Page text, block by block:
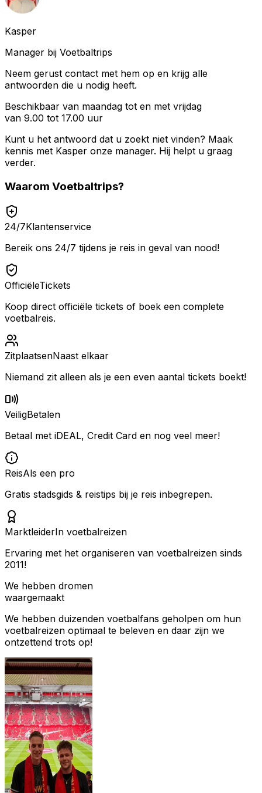
Kasper
Manager bij Voetbaltrips
Neem gerust contact met hem op en krijg alle
antwoorden die u nodig heeft.
Beschikbaar van maandag tot en met vrijdag
van 9.00 tot 17.00 uur
Kunt u het antwoord dat u zoekt niet vinden? Maak
kennis met Kasper onze manager. Hij helpt u graag
verder.
Waarom Voetbaltrips?
24/7Klantenservice
Bereik ons 24/7 tijdens je reis in geval van nood!
OfficiëleTickets
Koop direct officiële tickets of boek een complete
voetbalreis.
ZitplaatsenNaast elkaar
Niemand zit alleen als je een even aantal tickets boekt!
VeiligBetalen
Betaal met iDEAL, Credit Card en nog veel meer!
ReisAls een pro
Gratis stadsgids & reistips bij je reis inbegrepen.
MarktleiderIn voetbalreizen
Ervaring met het organiseren van voetbalreizen sinds
2011!
We hebben dromen
waargemaakt
We hebben duizenden voetbalfans geholpen om hun
voetbalreizen optimaal te beleven en daar zijn we
ontzettend trots op!